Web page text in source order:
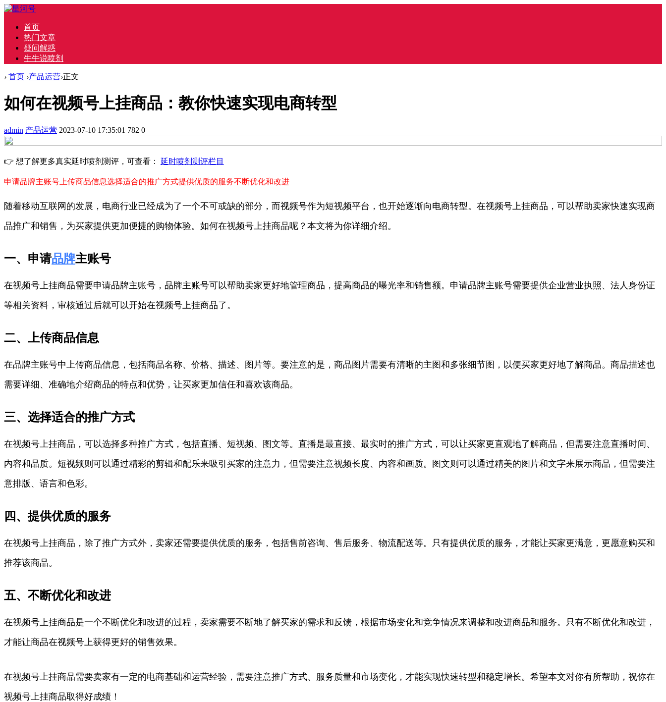
首页
热门文章
疑问解惑
牛牛说喷剂
› 首页 ›产品运营›正文
如何在视频号上挂商品：教你快速实现电商转型
admin 产品运营 2023-07-10 17:35:01 782 0
👉 想了解更多真实延时喷剂测评，可查看： 延时喷剂测评栏目
申请品牌主账号 上传商品信息选择适合的推广方式提供优质的服务不断优化和改进
随着移动互联网的发展，电商行业已经成为了一个不可或缺的部分，而视频号作为短视频平台，也开始逐渐向电商转型。在视频号上挂商品，可以帮助卖家快速实现商
品推广和销售，为买家提供更加便捷的购物体验。如何在视频号上挂商品呢？本文将为你详细介绍。
一、申请品牌主账号
在视频号上挂商品需要申请品牌主账号，品牌主账号可以帮助卖家更好地管理商品，提高商品的曝光率和销售额。申请品牌主账号需要提供企业营业执照、法人身份证
等相关资料，审核通过后就可以开始在视频号上挂商品了。
二、上传商品信息
在品牌主账号中上传商品信息，包括商品名称、价格、描述、图片等。要注意的是，商品图片需要有清晰的主图和多张细节图，以便买家更好地了解商品。商品描述也
需要详细、准确地介绍商品的特点和优势，让买家更加信任和喜欢该商品。
三、选择适合的推广方式
在视频号上挂商品，可以选择多种推广方式，包括直播、短视频、图文等。直播是最直接、最实时的推广方式，可以让买家更直观地了解商品，但需要注意直播时间、
内容和品质。短视频则可以通过精彩的剪辑和配乐来吸引买家的注意力，但需要注意视频长度、内容和画质。图文则可以通过精美的图片和文字来展示商品，但需要注
意排版、语言和色彩。
四、提供优质的服务
在视频号上挂商品，除了推广方式外，卖家还需要提供优质的服务，包括售前咨询、售后服务、物流配送等。只有提供优质的服务，才能让买家更满意，更愿意购买和
推荐该商品。
五、不断优化和改进
在视频号上挂商品是一个不断优化和改进的过程，卖家需要不断地了解买家的需求和反馈，根据市场变化和竞争情况来调整和改进商品和服务。只有不断优化和改进，
才能让商品在视频号上获得更好的销售效果。
在视频号上挂商品需要卖家有一定的电商基础和运营经验，需要注意推广方式、服务质量和市场变化，才能实现快速转型和稳定增长。希望本文对你有所帮助，祝你在
视频号上挂商品取得好成绩！